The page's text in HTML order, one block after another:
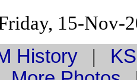
15-Nov-
History|